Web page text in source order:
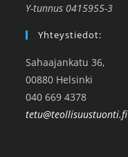
Y-tunnus 0415955-3
Yhteystiedot:
Sahaajankatu 36,
00880 Helsinki
040 669 4378
tetu@teollisuustuonti.fi